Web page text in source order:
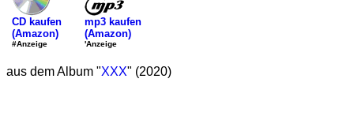
CD kaufen
(Amazon)
#Anzeige
mp3 kaufen
(Amazon)
'Anzeige
aus dem Album "XXX" (2020)